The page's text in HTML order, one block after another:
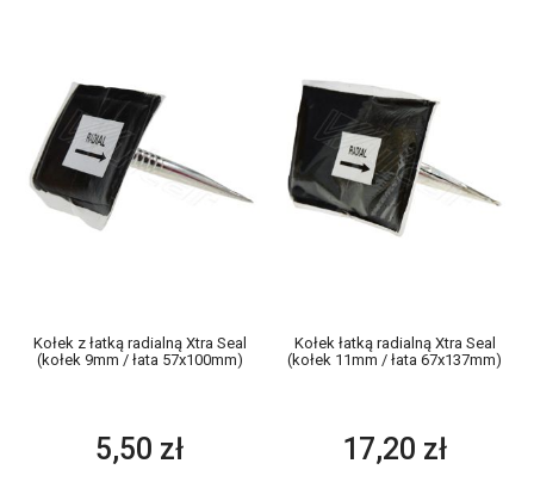
Kołek z łatką radialną Xtra Seal
(kołek 9mm / łata 57x100mm)
5,50 zł
Kołek łatką radialną Xtra Seal
(kołek 11mm / łata 67x137mm)
17,20 zł